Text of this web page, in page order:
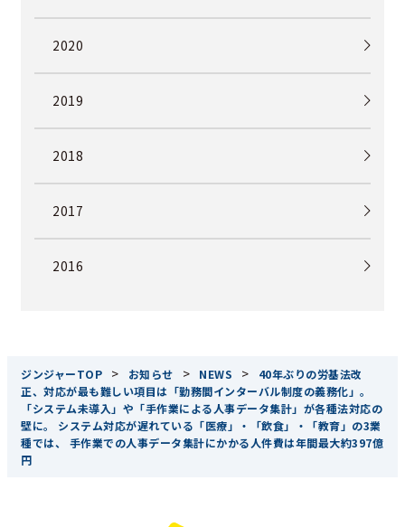
2020
2019
2018
2017
2016
ジンジャーTOP > お知らせ > NEWS >
40年ぶりの労基法改
正、対応が最も難しい項目は「勤務間インターバル制度の義務化」。
「システム未導入」や「手作業による人事データ集計」が各種法対応の
壁に。 システム対応が遅れている「医療」・「飲食」・「教育」の3業
種では、 手作業での人事データ集計にかかる人件費は年間最大約397億
円